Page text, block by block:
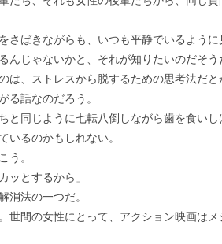
さばきながらも、いつも平静でいるよう
んじゃないかと、それが知りたいのだそう
は、ストレスから脱するための思考法だと
る話なのだろう。
と同じように七転八倒しながら歯を食い
いるのかもしれない。
う。
ッとするから」
消法の一つだ。
世間の女性にとって、アクション映画は